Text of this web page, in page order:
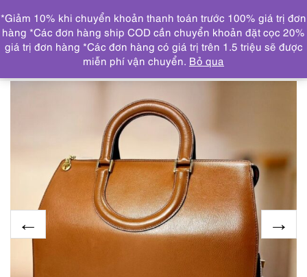
DANH MỤC
Trang chủ THƯƠNG HIỆU NỔI BẬT BALLY
5425-Túi
xách tay-BALLY Tan leather handbag-Đã sử dụng/Khá mới
*Giảm 10% khi chuyển khoản thanh toán trước 100% giá trị đơn
hàng *Các đơn hàng ship COD cần chuyển khoản đặt cọc 20%
giá trị đơn hàng *Các đơn hàng có giá trị trên 1.5 triệu sẽ được
miễn phí vận chuyển. Bỏ qua